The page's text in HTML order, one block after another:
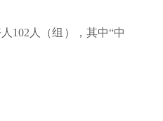
102人（组），其中“中